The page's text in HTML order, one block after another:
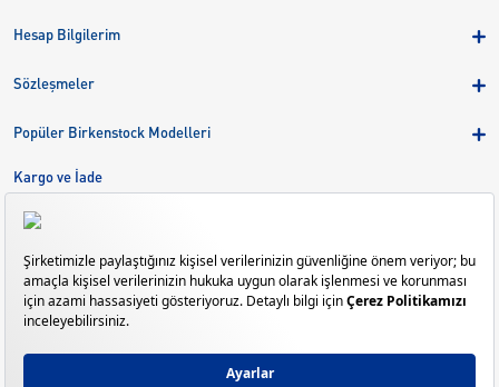
Birkenstock Group
Kariyer
Hesap Bilgilerim
Sipariş Takibi
Sözleşmeler
Kargo ve İade
Çerez Tercihlerini Yönetin
Popüler Birkenstock Modelleri
Gizeh
Mayari
Madrid
Kargo ve İade
Bize Ulaşın